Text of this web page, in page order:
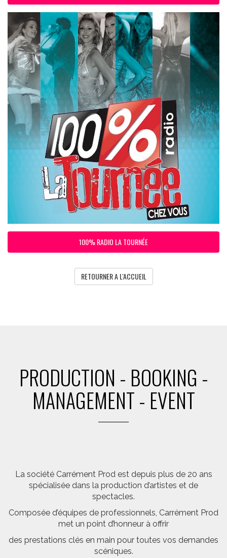
100% RADIO LA TOURNÉE
RETOURNER A L'ACCUEIL
PRODUCTION - BOOKING -
MANAGEMENT - EVENT
La société Carrément Prod est depuis plus de 20 ans
spécialisée dans la production d’artistes et de
spectacles.
Composée d’équipes de professionnels, Carrément Prod
met un point d’honneur à offrir
des prestations clés en main pour toutes vos demandes
scéniques.